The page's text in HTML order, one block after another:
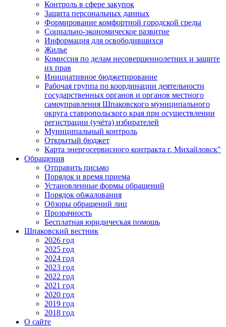
Контроль в сфере закупок
Защита персональных данных
Формирование комфортной городской среды
Социально-экономическое развитие
Информация для освободившихся
Жилье
Комиссия по делам несовершеннолетних и защите
их прав
Инициативное бюджетирование
Рабочая группа по координации деятельности
государственных органов и органов местного
самоуправления Шпаковского муниципального
округа ставропольского края при осуществлении
регистрации (учёта) избирателей
Муниципальный контроль
Открытый бюджет
Карта энергосервисного контракта г. Михайловск"
Обращения
Отправить письмо
Порядок и время приема
Установленные формы обращений
Порядок обжалования
Обзоры обращений лиц
Прозрачность
Бесплатная юридическая помощь
Шпаковский вестник
2026 год
2025 год
2024 год
2023 год
2022 год
2021 год
2020 год
2019 год
2018 год
О сайте